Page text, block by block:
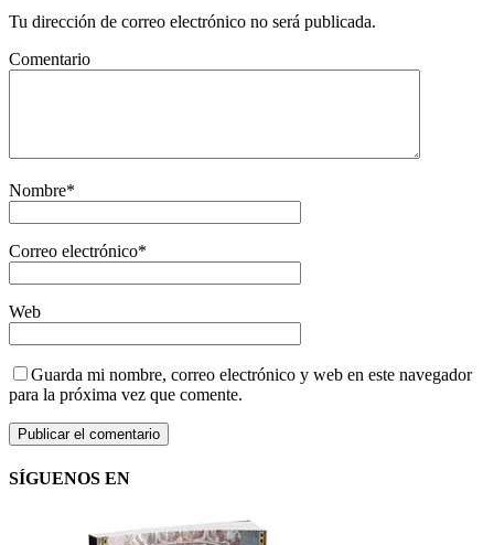
Tu dirección de correo electrónico no será publicada.
Comentario
Nombre*
Correo electrónico*
Web
Guarda mi nombre, correo electrónico y web en este navegador
para la próxima vez que comente.
SÍGUENOS EN